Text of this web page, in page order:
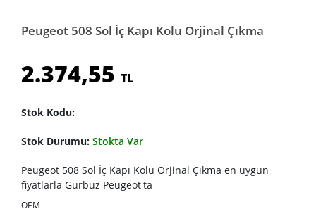
Peugeot 508 Sol İç Kapı Kolu Orjinal Çıkma
2.374,55 TL
Stok Kodu:
Stok Durumu: Stokta Var
Peugeot 508 Sol İç Kapı Kolu Orjinal Çıkma en uygun
fiyatlarla Gürbüz Peugeot'ta
OEM